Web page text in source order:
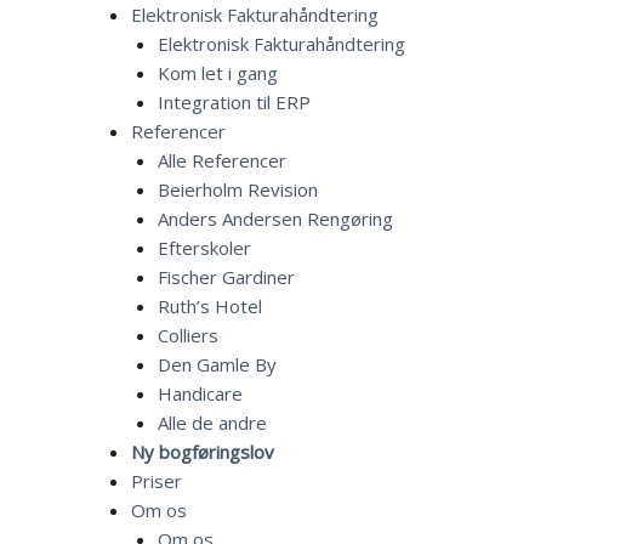
Elektronisk Fakturahåndtering
Elektronisk Fakturahåndtering
Kom let i gang
Integration til ERP
Referencer
Alle Referencer
Beierholm Revision
Anders Andersen Rengøring
Efterskoler
Fischer Gardiner
Ruth’s Hotel
Colliers
Den Gamle By
Handicare
Alle de andre
Ny bogføringslov
Priser
Om os
Om os